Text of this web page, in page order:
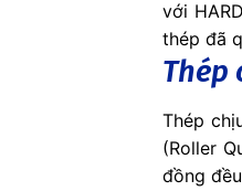
với
thép đã
Thép
Thép
(Roller
đồng